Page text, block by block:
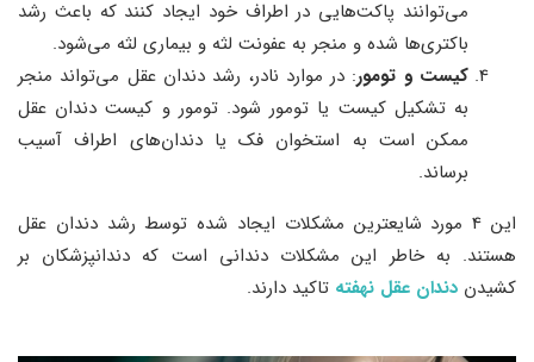
می‌توانند پاکت‌هایی در اطراف خود ایجاد کنند که باعث رشد
باکتری‌ها شده و منجر به عفونت لثه و بیماری لثه می‌شود.
کیست و تومور: در موارد نادر، رشد دندان عقل می‌تواند منجر
به تشکیل کیست یا تومور شود. تومور و کیست دندان عقل
ممکن است به استخوان فک یا دندان‌های اطراف آسیب
برساند.
این 4 مورد شایعترین مشکلات ایجاد شده توسط رشد دندان عقل
هستند. به خاطر این مشکلات دندانی است که دندانپزشکان بر
کشیدن دندان عقل نهفته تاکید دارند.